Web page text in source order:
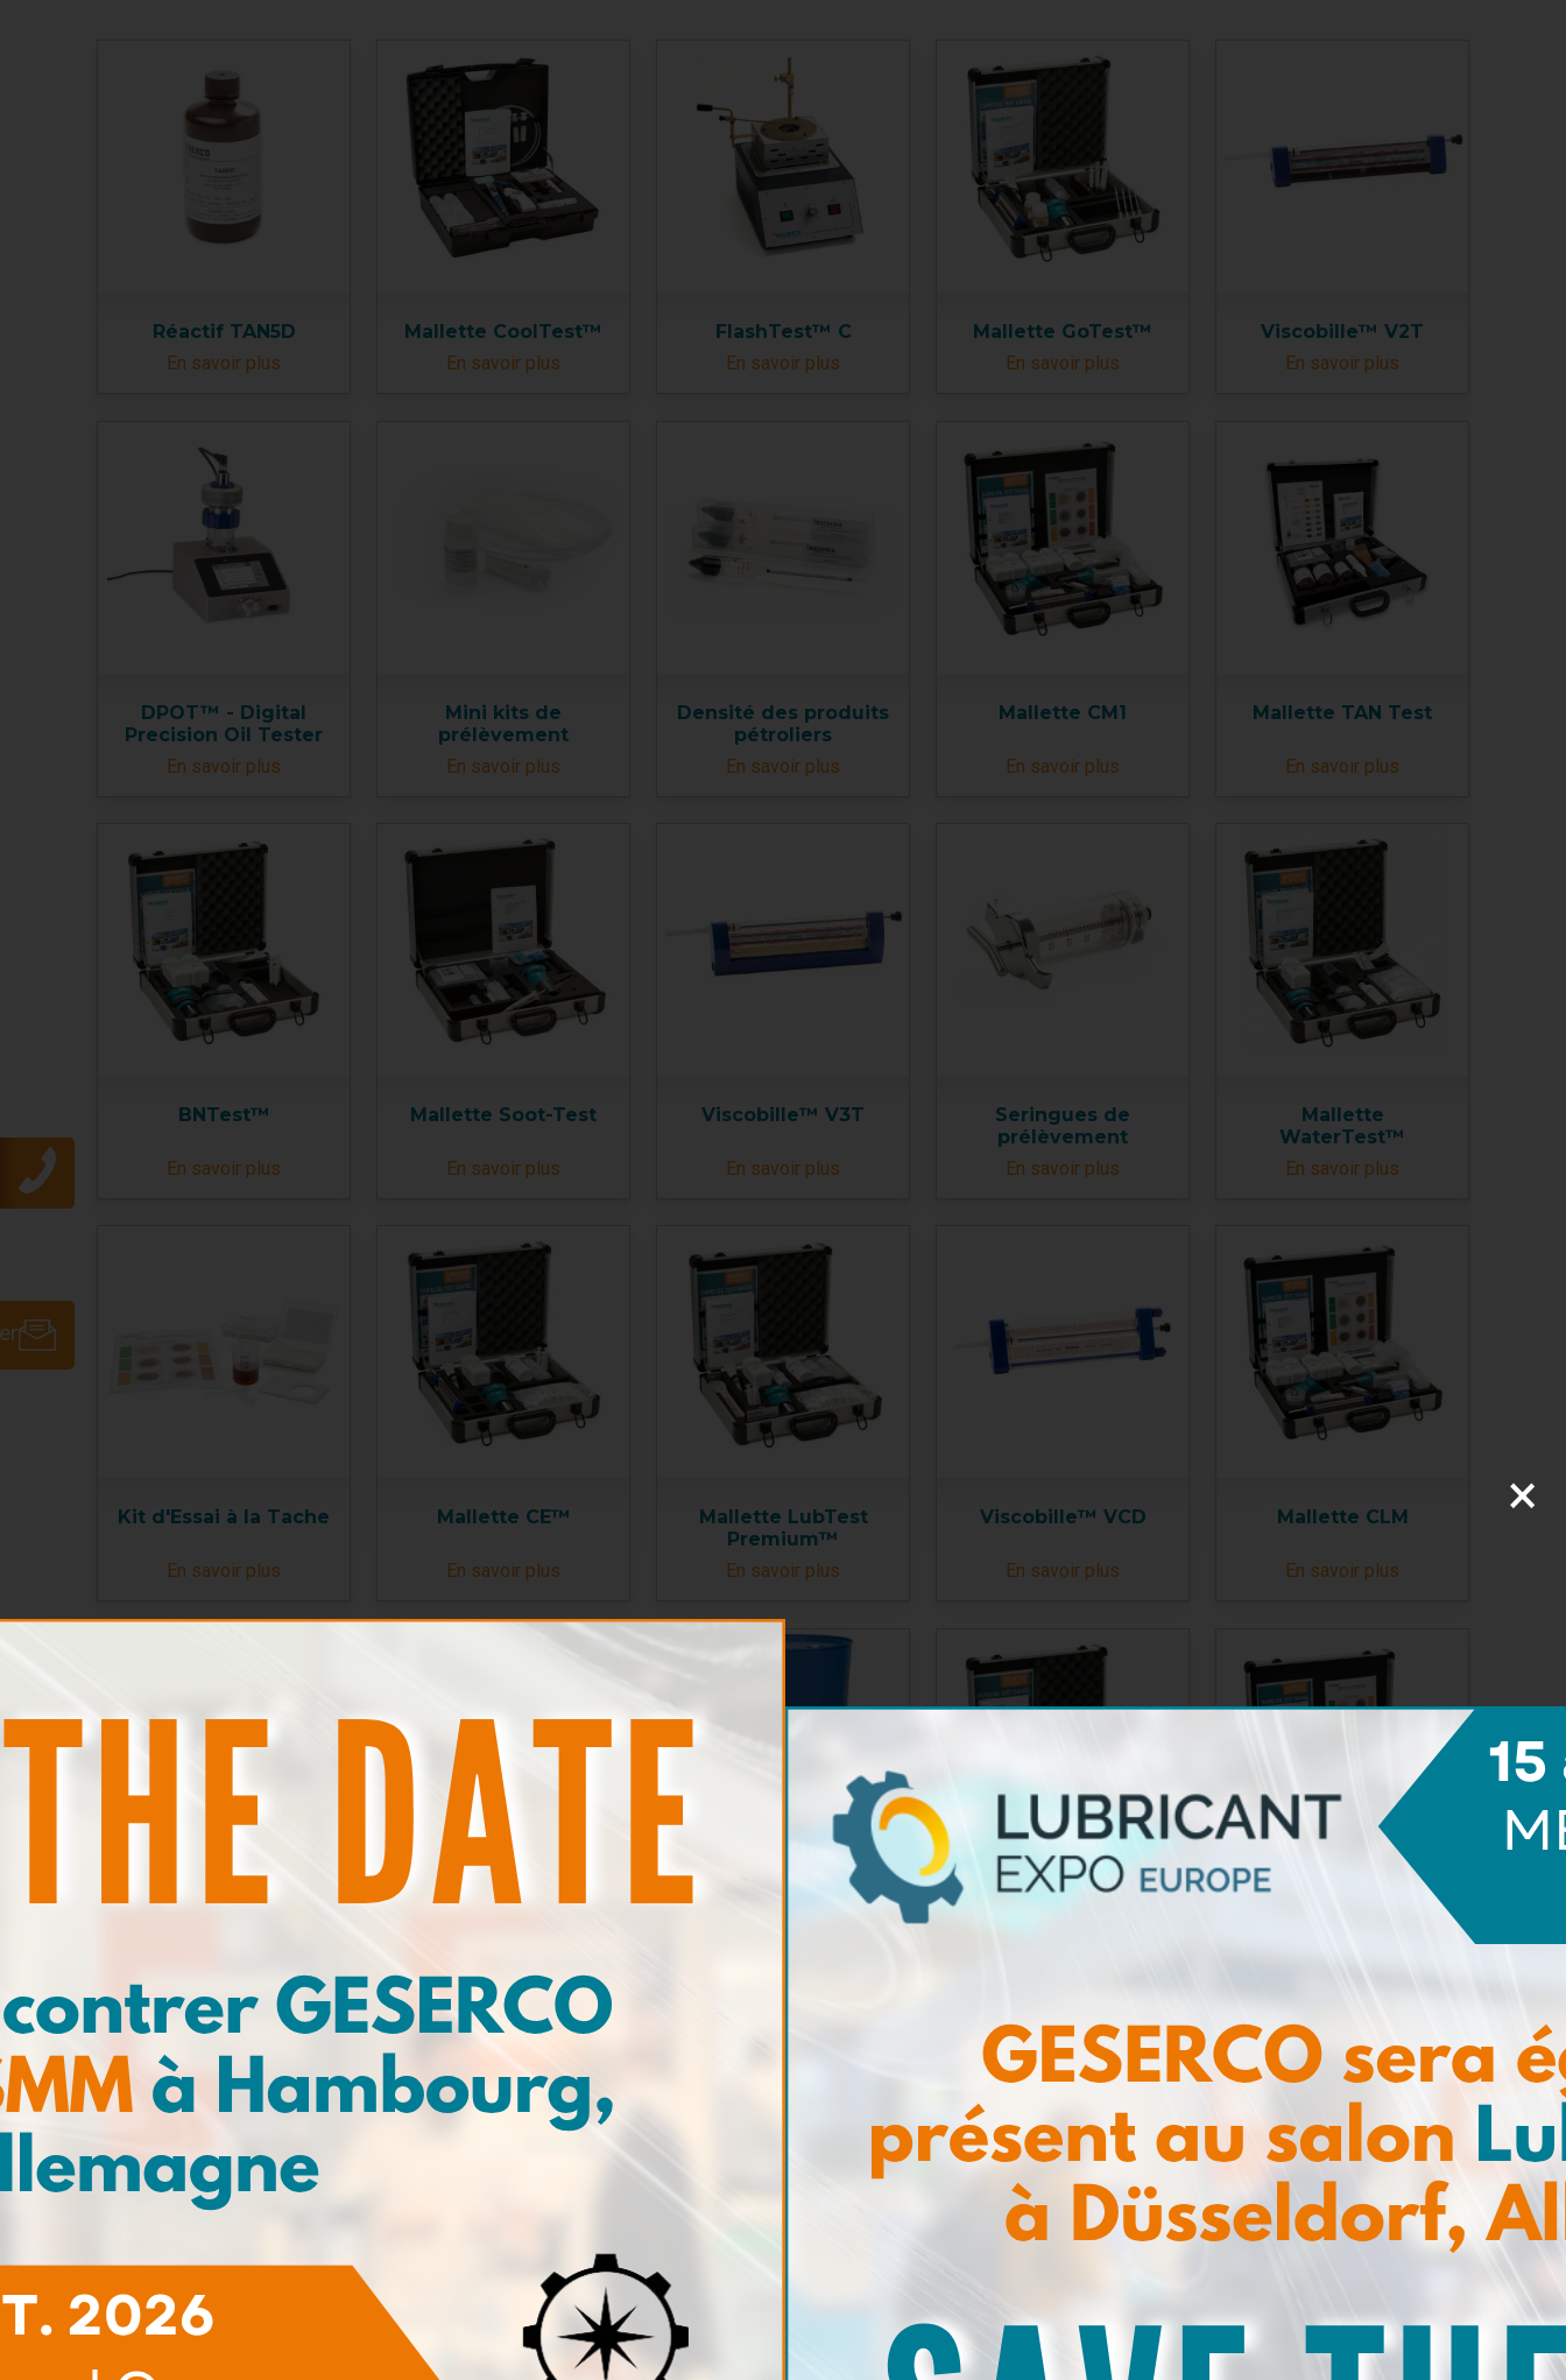
Réactif TAN5D
En savoir plus
Mallette CoolTest™
En savoir plus
FlashTest™ C
En savoir plus
Mallette GoTest™
En savoir plus
Viscobille™ V2T
En savoir plus
DPOT™ - Digital
Precision Oil Tester
En savoir plus
Mini kits de
prélèvement
En savoir plus
Densité des produits
pétroliers
En savoir plus
Mallette CM1
En savoir plus
Mallette TAN Test
En savoir plus
BNTest™
En savoir plus
Mallette Soot-Test
En savoir plus
Viscobille™ V3T
En savoir plus
Seringues de
prélèvement
En savoir plus
Mallette
WaterTest™
En savoir plus
Kit d'Essai à la Tache
En savoir plus
Mallette CE™
En savoir plus
Mallette LubTest
Premium™
En savoir plus
Viscobille™ VCD
En savoir plus
Mallette CLM
En savoir plus
En savoir plus En savoir plus
OCMS™ - Oil
Monitoring System
Pompes de
prélèvement
Agitateur
magnétique
Graisse pour
filetages
×